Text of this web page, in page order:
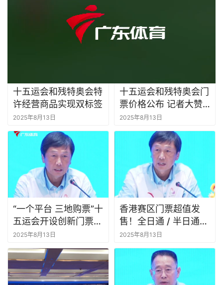
十五运会和残特奥会特
许经营商品实现双标签
2025年8月13日
十五运会和残特奥会门
票价格公布 记者大赞
要带家人一起看
2025年8月13日
“一个平台 三地购票”十
五运会开设创新门票销
售模式
2025年8月13日
香港赛区门票超值发
售！全日通 / 半日通，
快乐加倍！
2025年8月13日